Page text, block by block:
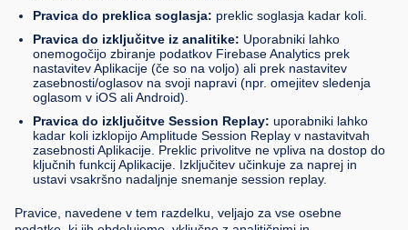
Pravica do preklica soglasja: preklic soglasja kadar koli.
Pravica do izključitve iz analitike: Uporabniki lahko
onemogočijo zbiranje podatkov Firebase Analytics prek
nastavitev Aplikacije (če so na voljo) ali prek nastavitev
zasebnosti/oglasov na svoji napravi (npr. omejitev sledenja
oglasom v iOS ali Android).
Pravica do izključitve Session Replay: uporabniki lahko
kadar koli izklopijo Amplitude Session Replay v nastavitvah
zasebnosti Aplikacije. Preklic privolitve ne vpliva na dostop do
ključnih funkcij Aplikacije. Izključitev učinkuje za naprej in
ustavi vsakršno nadaljnje snemanje session replay.
Pravice, navedene v tem razdelku, veljajo za vse osebne